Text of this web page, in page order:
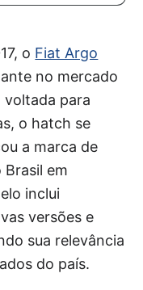
o Fiat Argo
no mercado
voltada para
o hatch se
a marca de
em
inclui
versões e
sua relevância
do país.